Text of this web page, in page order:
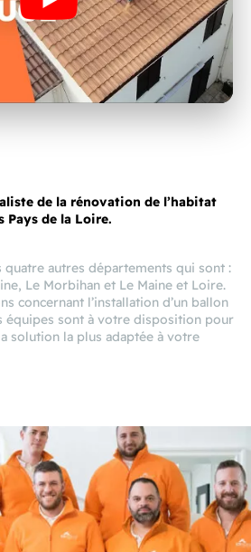
de la rénovation de l’habitat
Pays de la Loire.
quatre autres départements qui sont :
Le Morbihan et Le Maine et Loire.
concernant l’installation d’un ballon
équipes sont à votre disposition pour
solution la plus adaptée à votre